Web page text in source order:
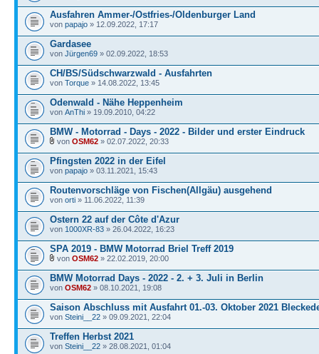
Ausfahren Ammer-/Ostfries-/Oldenburger Land
von papajo » 12.09.2022, 17:17
Gardasee
von Jürgen69 » 02.09.2022, 18:53
CH/BS/Südschwarzwald - Ausfahrten
von Torque » 14.08.2022, 13:45
Odenwald - Nähe Heppenheim
von AnThi » 19.09.2010, 04:22
BMW - Motorrad - Days - 2022 - Bilder und erster Eindruck
von OSM62 » 02.07.2022, 20:33
Pfingsten 2022 in der Eifel
von papajo » 03.11.2021, 15:43
Routenvorschläge von Fischen(Allgäu) ausgehend
von orti » 11.06.2022, 11:39
Ostern 22 auf der Côte d'Azur
von 1000XR-83 » 26.04.2022, 16:23
SPA 2019 - BMW Motorrad Briel Treff 2019
von OSM62 » 22.02.2019, 20:00
BMW Motorrad Days - 2022 - 2. + 3. Juli in Berlin
von OSM62 » 08.10.2021, 19:08
Saison Abschluss mit Ausfahrt 01.-03. Oktober 2021
von Steini__22 » 09.09.2021, 22:04
Treffen Herbst 2021
von Steini__22 » 28.08.2021, 01:04